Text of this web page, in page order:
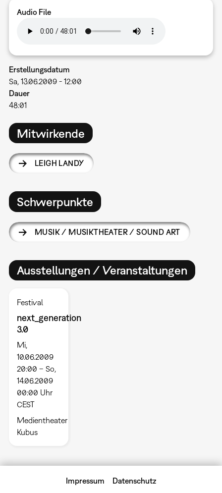
Audio File
Erstellungsdatum
Sa, 13.06.2009 - 12:00
Dauer
48:01
Mitwirkende
LEIGH LANDY
Schwerpunkte
MUSIK / MUSIKTHEATER / SOUND ART
Ausstellungen / Veranstaltungen
Festival
next_generation
3.0
Mi,
10.06.2009
20:00 – So,
14.06.2009
00:00 Uhr
CEST
Medientheater
Kubus
Impressum Datenschutz